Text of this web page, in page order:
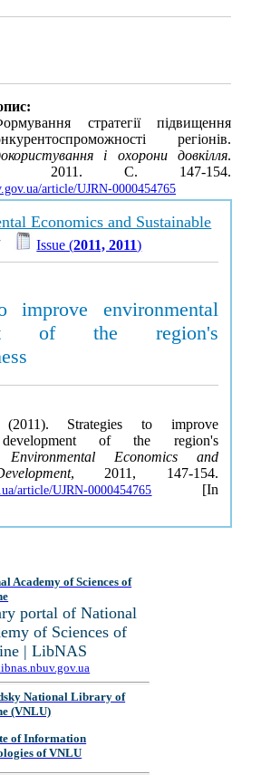
стратегії підвищення
регіонів.
і охорони довкілля.
С. 147-154.
article/UJRN-0000454765
Economics and Sustainable
Issue (2011, 2011)
improve environmental
of the region's
Strategies to improve
development of the region's
Environmental Economics and
, 2011, 147-154.
article/UJRN-0000454765 [In
Academy of Sciences of
portal of National
of Sciences of
| LibNAS
National Library of
(VNLU)
of Information
of VNLU